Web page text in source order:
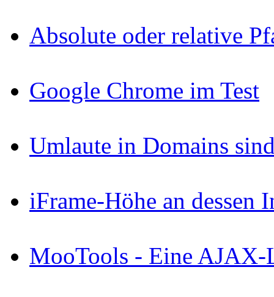
Absolute oder relative
Google Chrome im Test
Umlaute in Domains
iFrame-Höhe an dessen
MooTools - Eine